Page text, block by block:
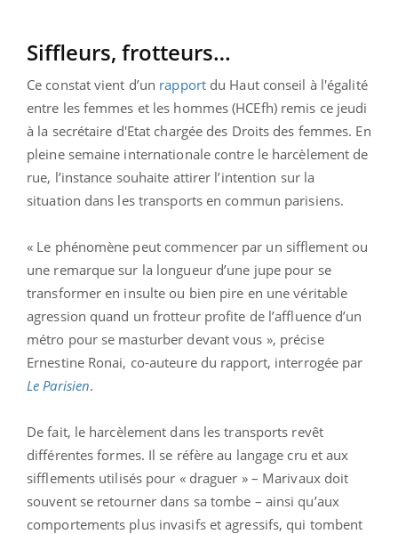
Siffleurs, frotteurs…
Ce constat vient d’un rapportdu Haut conseil à l'égalité
entre les femmes et les hommes (HCEfh) remis ce jeudi
à la secrétaire d'Etat chargée des Droits des femmes. En
pleine semaine internationale contre le harcèlement de
rue, l’instance souhaite attirer l’intention sur la
situation dans les transports en commun parisiens.
« Le phénomène peut commencer par un sifflement ou
une remarque sur la longueur d’une jupe pour se
transformer en insulte ou bien pire en une véritable
agression quand un frotteur profite de l’affluence d’un
métro pour se masturber devant vous », précise
Ernestine Ronai, co-auteure du rapport, interrogée par
Le Parisien.
De fait, le harcèlement dans les transports revêt
différentes formes. Il se réfère au langage cru et aux
sifflements utilisés pour « draguer » – Marivaux doit
souvent se retourner dans sa tombe – ainsi qu’aux
comportements plus invasifs et agressifs, qui tombent